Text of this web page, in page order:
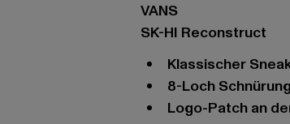
VANS
SK-HI Reconstruct
Klassischer
8-Loch
Logo-Patch an